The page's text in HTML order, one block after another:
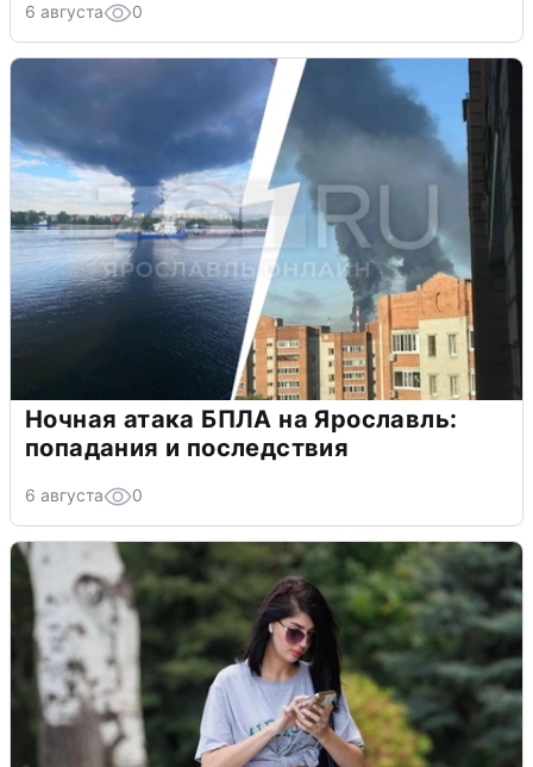
6 августа 0
Ночная атака БПЛА на Ярославль:
попадания и последствия
6 августа 0